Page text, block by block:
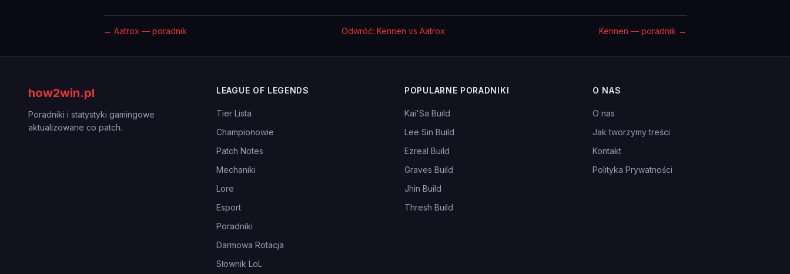
← Aatrox — poradnik Odwróć: Kennen vs Aatrox Kennen — poradnik →
how2win.pl
Poradniki i statystyki gamingowe
aktualizowane co patch.
LEAGUE OF LEGENDS
Tier Lista
Championowie
Patch Notes
Mechaniki
Lore
Esport
Poradniki
Darmowa Rotacja
Słownik LoL
POPULARNE PORADNIKI
Kai'Sa Build
Lee Sin Build
Ezreal Build
Graves Build
Jhin Build
Thresh Build
O NAS
O nas
Jak tworzymy treści
Kontakt
Polityka Prywatności